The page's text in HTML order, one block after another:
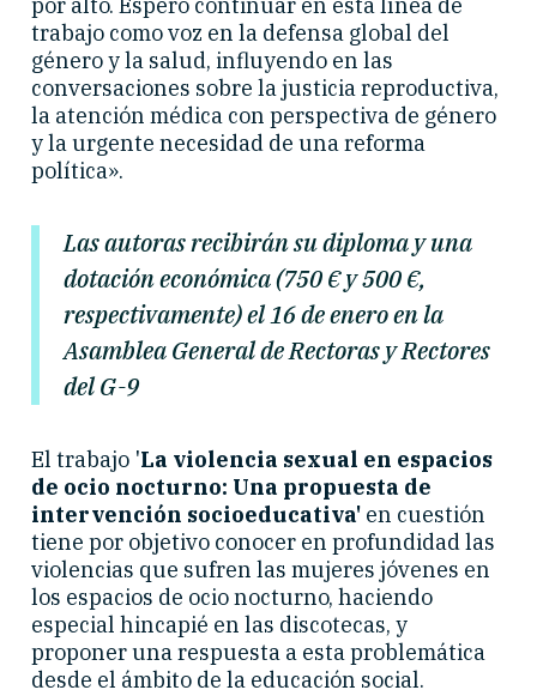
trabajo como voz en la defensa global del
género y la salud, influyendo en las
conversaciones sobre la justicia reproductiva,
la atención médica con perspectiva de género
y la urgente necesidad de una reforma
política».
Las autoras recibirán su diploma y una
dotación económica (750 € y 500 €,
respectivamente) el 16 de enero en la
Asamblea General de Rectoras y Rectores
del G-9
El trabajo 'La violencia sexual en espacios
de ocio nocturno: Una propuesta de
intervención socioeducativa' en cuestión
tiene por objetivo conocer en profundidad las
violencias que sufren las mujeres jóvenes en
los espacios de ocio nocturno, haciendo
especial hincapié en las discotecas, y
proponer una respuesta a esta problemática
desde el ámbito de la educación social.